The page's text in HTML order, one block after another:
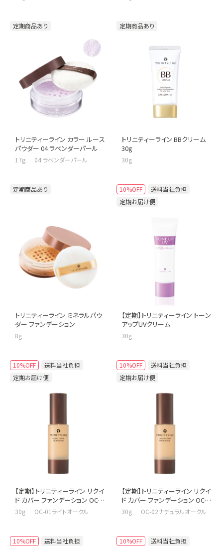
定期商品あり
トリニティーライン カラー ルース
パウダー 04 ラベンダーパール
17g 04 ラベンダーパール
定期商品あり
トリニティーライン BBクリーム
30g
30g
定期商品あり
トリニティーライン ミネラルパウ
ダー ファンデーション
8g
10%OFF
送料当社負担
定期お届け便
【定期】トリニティーライン トーン
アップUVクリーム
30g
10%OFF
送料当社負担
定期お届け便
【定期】トリニティーライン リクイ
ド カバー ファンデーション OC-
01 ライトオークル
30g OC-01ライトオークル
10%OFF
送料当社負担
定期お届け便
【定期】トリニティーライン リクイ
ド カバー ファンデーション OC-
02 ナチュラルオークル
30g OC-02ナチュラルオークル
10%OFF 送料当社負担 10%OFF 送料当社負担